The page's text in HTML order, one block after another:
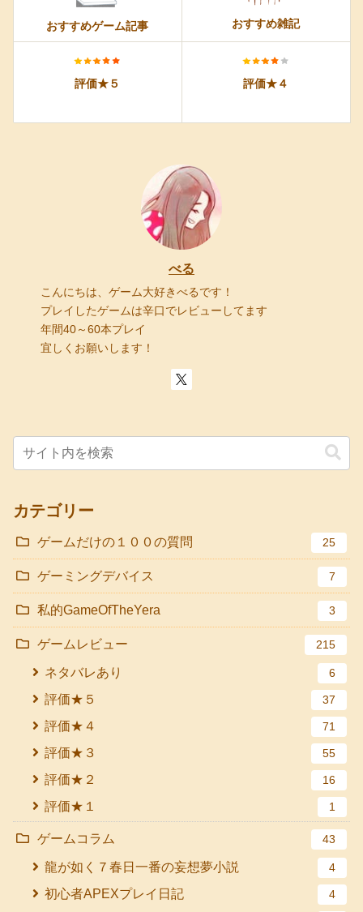
おすすめゲーム記事 おすすめ雑記
評価★５ 評価★４
べる
こんにちは、ゲーム大好きべるです！
プレイしたゲームは辛口でレビューしてます
年間40～60本プレイ
宜しくお願いします！
カテゴリー
ゲームだけの１００の質問 25
ゲーミングデバイス 7
私的GameOfTheYera 3
ゲームレビュー 215
ネタバレあり 6
評価★５ 37
評価★４ 71
評価★３ 55
評価★２ 16
評価★１ 1
ゲームコラム 43
龍が如く７春日一番の妄想夢小説 4
初心者APEXプレイ日記 4